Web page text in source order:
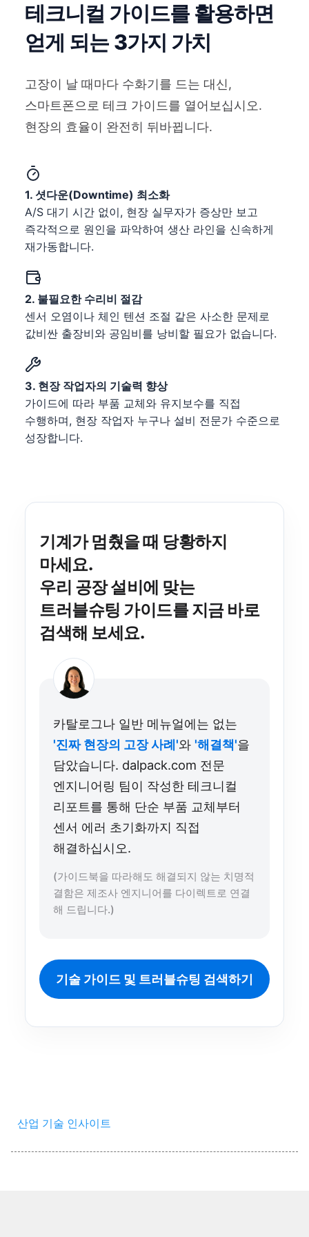
테크니컬 가이드를 활용하면
얻게 되는 3가지 가치
고장이 날 때마다 수화기를 드는 대신,
스마트폰으로 테크 가이드를 열어보십시오.
현장의 효율이 완전히 뒤바뀝니다.
1. 셧다운(Downtime) 최소화
A/S 대기 시간 없이, 현장 실무자가 증상만 보고
즉각적으로 원인을 파악하여 생산 라인을 신속하게
재가동합니다.
2. 불필요한 수리비 절감
센서 오염이나 체인 텐션 조절 같은 사소한 문제로
값비싼 출장비와 공임비를 낭비할 필요가 없습니다.
3. 현장 작업자의 기술력 향상
가이드에 따라 부품 교체와 유지보수를 직접
수행하며, 현장 작업자 누구나 설비 전문가 수준으로
성장합니다.
기계가 멈췄을 때 당황하지
마세요.
우리 공장 설비에 맞는
트러블슈팅 가이드를 지금 바로
검색해 보세요.
카탈로그나 일반 메뉴얼에는 없는
'진짜 현장의 고장 사례'와 '해결책'을
담았습니다. dalpack.com 전문
엔지니어링 팀이 작성한 테크니컬
리포트를 통해 단순 부품 교체부터
센서 에러 초기화까지 직접
해결하십시오.
(가이드북을 따라해도 해결되지 않는 치명적
결함은 제조사 엔지니어를 다이렉트로 연결
해 드립니다.)
기술 가이드 및 트러블슈팅 검색하기
산업 기술 인사이트